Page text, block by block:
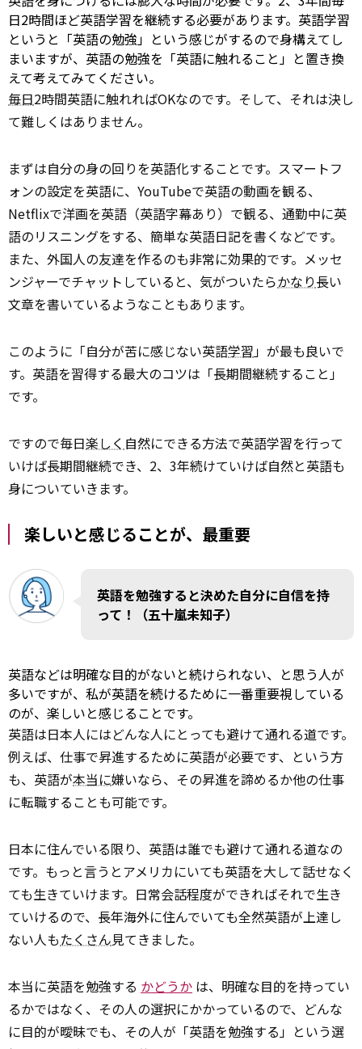
日2時間ほど英語学習を継続する必要があります。英語学習
というと「英語の勉強」という感じがするので身構えてし
まいますが、英語の勉強を「英語に触れること」と置き換
えて考えてみてください。
毎日2時間英語に触れればOKなのです。そして、それは決し
て難しくはありません。
まずは自分の身の回りを英語化することです。スマートフ
ォンの設定を英語に、YouTubeで英語の動画を観る、
Netflixで洋画を英語（英語字幕あり）で観る、通勤中に英
語のリスニングをする、簡単な英語日記を書くなどです。
また、外国人の友達を作るのも非常に効果的です。メッセ
ンジャーでチャットしていると、気がついたらかなり長い
文章を書いているようなこともあります。
このように「自分が苦に感じない英語学習」が最も良いで
す。英語を習得する最大のコツは「長期間継続すること」
です。
ですので毎日楽しく 自然にできる方法で英語学習を行って
いけば長期間継続でき、2、3年続けていけば自然と英語も
身についていきます。
楽しいと感じることが、最重要
英語を勉強すると決めた自分に自信を持
って！（五十嵐未知子）
英語などは明確な目的がないと続けられない、と思う人が
多いですが、私が英語を続けるために一番重要視している
のが、楽しいと感じることです。
英語は日本人にはどんな人にとっても避けて通れる道です。
例えば、仕事で昇進するために英語が必要です、という方
も、英語が本当に嫌いなら、その昇進を諦めるか他の仕事
に転職することも可能です。
日本に住んでいる限り、英語は誰でも避けて通れる道なの
です。もっと言うとアメリカにいても英語を大して話せなく
ても生きていけます。日常会話程度ができればそれで生き
ていけるので、長年海外に住んでいても全然英語が上達し
ない人もたくさん見てきました。
本当に英語を勉強する かどうか は、明確な目的を持ってい
るかではなく、その人の選択にかかっているので、どんな
に目的が曖昧でも、その人が「英語を勉強する」という選